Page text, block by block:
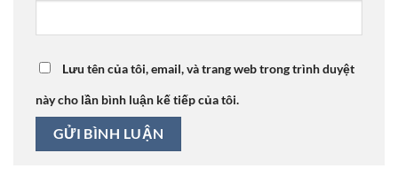
Lưu tên của tôi, email, và trang web trong trình duyệt
này cho lần bình luận kế tiếp của tôi.